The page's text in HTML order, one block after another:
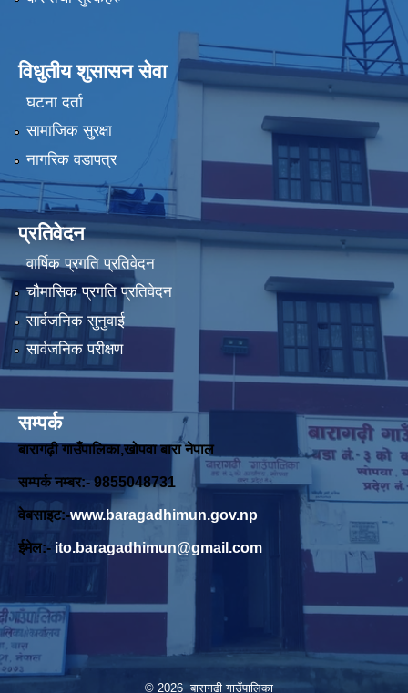
विधुतीय शुसासन सेवा
घटना दर्ता
सामाजिक सुरक्षा
नागरिक वडापत्र
प्रतिवेदन
वार्षिक प्रगति प्रतिवेदन
चौमासिक प्रगति प्रतिवेदन
सार्वजनिक सुनुवाई
सार्वजनिक परीक्षण
सम्पर्क
बारागढ़ी गाउँपालिका,खोपवा बारा नेपाल
सम्पर्क नम्बर:- 9855048731
वेबसाइट:-www.baragadhimun.gov.np
ईमेल:- ito.baragadhimun@gmail.com
© 2026 बारागढी गाउँपालिका